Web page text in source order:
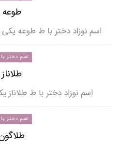
طوعه
اسم نوزاد دختر با ط طوعه
اسم دختر
طلاناز
اسم نوزاد دختر با ط طلاناز
اسم دختر